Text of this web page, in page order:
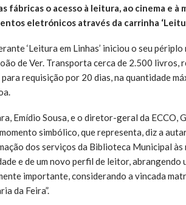
fábricas o acesso à leitura, ao cinema e à
eletrónicos através da carrinha
‘Leitura em Linhas’ iniciou o seu
de Ver. Transporta cerca de 2.500 livros,
requisição por 20 dias, na quantidade
Emídio Sousa, e o diretor-geral da ECCO,
simbólico, que representa, diz a
dos serviços da Biblioteca Municipal às
e de um novo perfil de leitor, abrangendo
importante, considerando a vincada
da Feira”.